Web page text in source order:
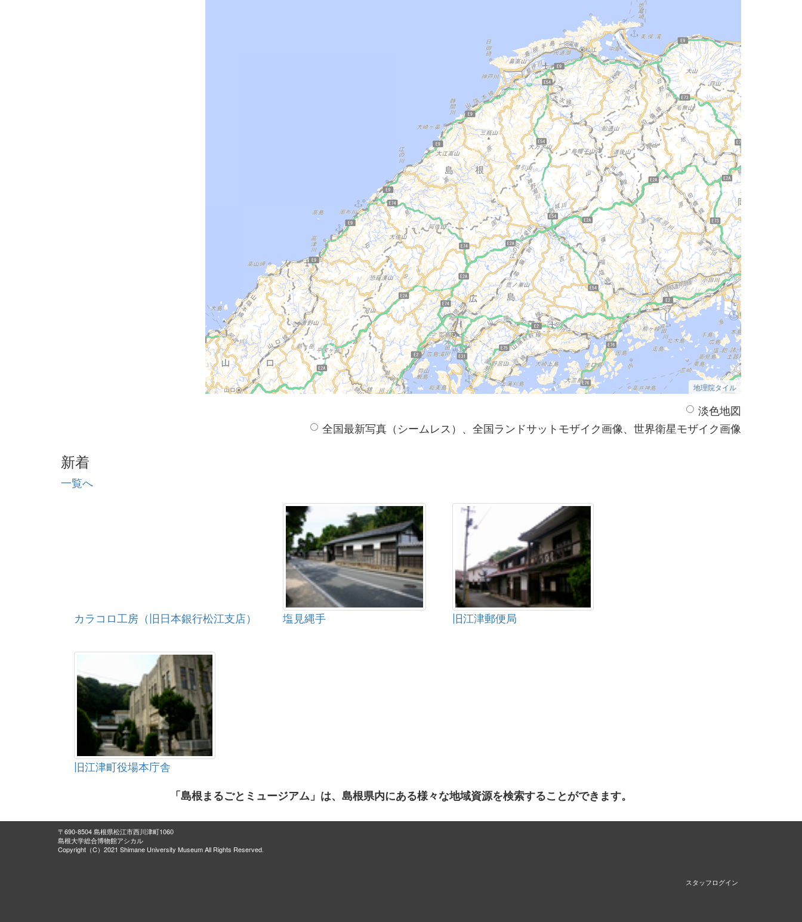
地理院タイル
淡色地図
全国最新写真（シームレス）、全国ランドサットモザイク画像、世界衛星モザイク画像
新着
一覧へ
カラコロ工房（旧日本銀行松江支店） 塩見縄手 旧江津郵便局
旧江津町役場本庁舎
「島根まるごとミュージアム」は、島根県内にある様々な地域資源を検索することができます。
〒690-8504 島根県松江市西川津町1060
島根大学総合博物館アシカル
Copyright（C）2021 Shimane University Museum All Rights Reserved.
スタッフログイン